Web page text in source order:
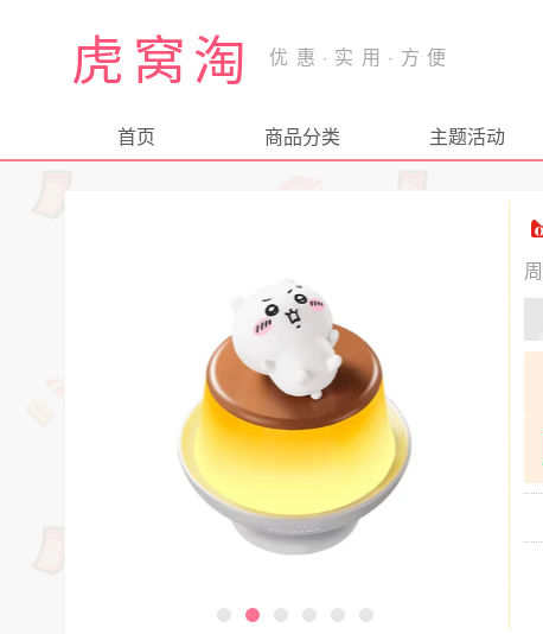
虎窝淘
首页 商品分类 主题活动